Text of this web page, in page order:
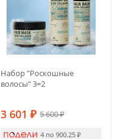
Набор "Роскошные
волосы" 3=2
3 601 ₽ 5 600₽
4 по 900.25 ₽